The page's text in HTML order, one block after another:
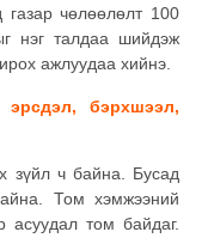
чөлөөлөлт 100
нэг талдаа шийдэж
ажлуудаа хийнэ.
бэрхшээл,
зүйл ч байна. Бусад
Том хэмжээний
асуудал том байдаг.